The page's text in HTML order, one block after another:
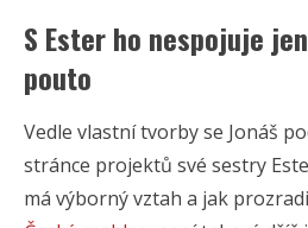
S Ester ho nespojuje
pouto
Vedle vlastní tvorby se Jonáš
stránce projektů své sestry
má výborný vztah a jak